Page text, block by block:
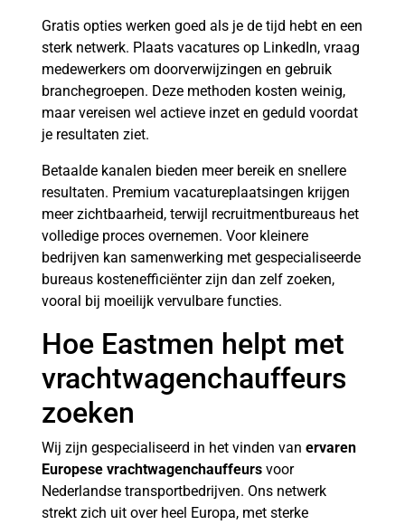
Gratis opties werken goed als je de tijd hebt en een
sterk netwerk. Plaats vacatures op LinkedIn, vraag
medewerkers om doorverwijzingen en gebruik
branchegroepen. Deze methoden kosten weinig,
maar vereisen wel actieve inzet en geduld voordat
je resultaten ziet.
Betaalde kanalen bieden meer bereik en snellere
resultaten. Premium vacatureplaatsingen krijgen
meer zichtbaarheid, terwijl recruitmentbureaus het
volledige proces overnemen. Voor kleinere
bedrijven kan samenwerking met gespecialiseerde
bureaus kostenefficiënter zijn dan zelf zoeken,
vooral bij moeilijk vervulbare functies.
Hoe Eastmen helpt met
vrachtwagenchauffeurs
zoeken
Wij zijn gespecialiseerd in het vinden van ervaren
Europese vrachtwagenchauffeurs voor
Nederlandse transportbedrijven. Ons netwerk
strekt zich uit over heel Europa, met sterke